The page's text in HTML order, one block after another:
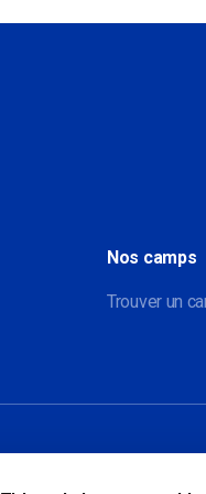
Nos camps
Trouver un